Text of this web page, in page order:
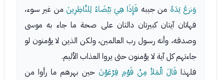
وَنزعَ يَدَهُ من جيبه فَإِذَا هِيَ بَيْضَاءُ لِلنَّاظِرِينَمن غير سوء،
فهاتان آيتان كبيرتان دالتان على صحة ما جاء به موسى
وصدقه، وأنه رسول رب العالمين، ولكن الذين لا يؤمنون لو
جاءتهم كل آية لا يؤمنون حتى يروا العذاب الأليم.
فلهذا قَالَ الْمَلأ مِنْ قَوْمِ فِرْعَوْنَ حين بهرهم ما رأوا من